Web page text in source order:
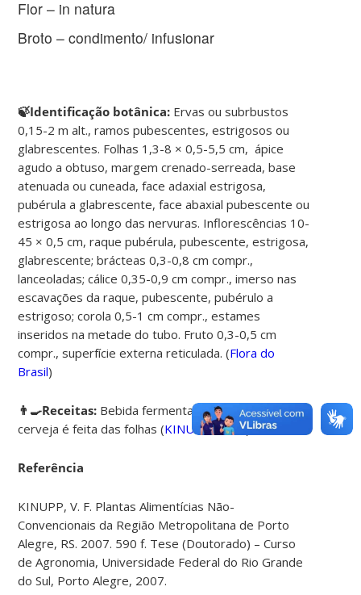
Flor – in natura
Broto – condimento/ infusionar
🍃Identificação botânica: Ervas ou subrbustos
0,15-2 m alt., ramos pubescentes, estrigosos ou
glabrescentes. Folhas 1,3-8 × 0,5-5,5 cm, ápice
agudo a obtuso, margem crenado-serreada, base
atenuada ou cuneada, face adaxial estrigosa,
pubérula a glabrescente, face abaxial pubescente ou
estrigosa ao longo das nervuras. Inflorescências 10-
45 × 0,5 cm, raque pubérula, pubescente, estrigosa,
glabrescente; brácteas 0,3-0,8 cm compr.,
lanceoladas; cálice 0,35-0,9 cm compr., imerso nas
escavações da raque, pubescente, pubérulo a
estrigoso; corola 0,5-1 cm compr., estames
inseridos na metade do tubo. Fruto 0,3-0,5 cm
compr., superfície externa reticulada. (Flora do
Brasil)
👨‍🍳Receitas: Bebida fermentada parecida com
cerveja é feita das folhas(KINUPP, 2007)
Referência
KINUPP, V. F. Plantas Alimentícias Não-
Convencionais da Região Metropolitana de Porto
Alegre, RS. 2007. 590 f. Tese (Doutorado) – Curso
de Agronomia, Universidade Federal do Rio Grande
do Sul, Porto Alegre, 2007.